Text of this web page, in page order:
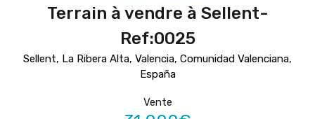
Terrain à vendre à Sellent-
Ref:0025
Sellent, La Ribera Alta, Valencia, Comunidad Valenciana,
España
Vente